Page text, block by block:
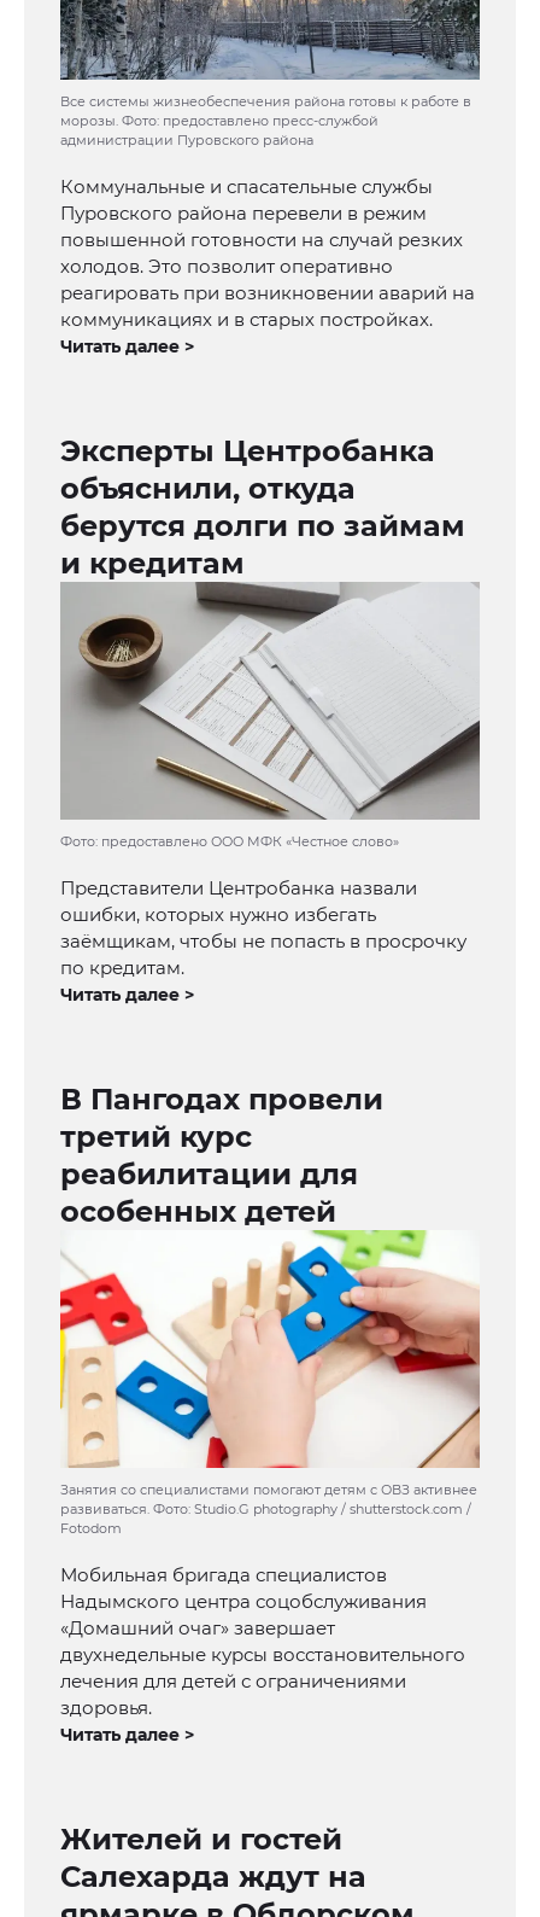
Все системы жизнеобеспечения района готовы к работе в
морозы. Фото: предоставлено пресс-службой
администрации Пуровского района
Коммунальные и спасательные службы
Пуровского района перевели в режим
повышенной готовности на случай резких
холодов. Это позволит оперативно
реагировать при возникновении аварий на
коммуникациях и в старых постройках.
Читать далее >
Эксперты Центробанка
объяснили, откуда
берутся долги по займам
и кредитам
Фото: предоставлено ООО МФК «Честное слово»
Представители Центробанка назвали
ошибки, которых нужно избегать
заёмщикам, чтобы не попасть в просрочку
по кредитам.
Читать далее >
В Пангодах провели
третий курс
реабилитации для
особенных детей
Занятия со специалистами помогают детям с ОВЗ активнее
развиваться. Фото: Studio.G photography / shutterstock.com /
Fotodom
Мобильная бригада специалистов
Надымского центра соцобслуживания
«Домашний очаг» завершает
двухнедельные курсы восстановительного
лечения для детей с ограничениями
здоровья.
Читать далее >
Жителей и гостей
Салехарда ждут на